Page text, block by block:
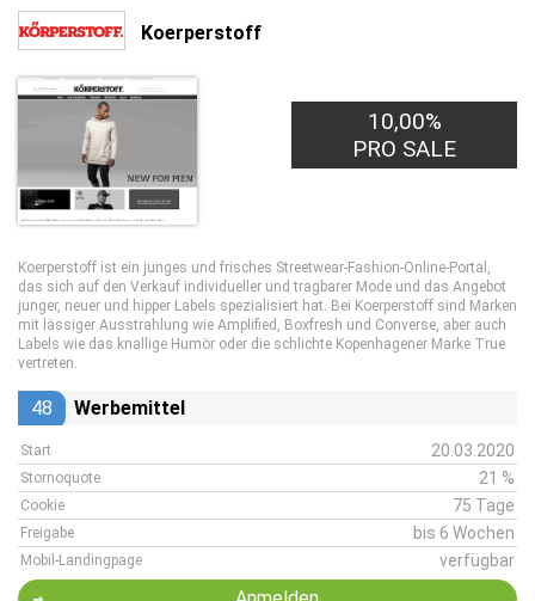
Koerperstoff
10,00%
PRO SALE
Koerperstoff ist ein junges und frisches Streetwear-Fashion-Online-Portal,
das sich auf den Verkauf individueller und tragbarer Mode und das Angebot
junger, neuer und hipper Labels spezialisiert hat. Bei Koerperstoff sind Marken
mit lässiger Ausstrahlung wie Amplified, Boxfresh und Converse, aber auch
Labels wie das knallige Humör oder die schlichte Kopenhagener Marke True
vertreten.
48 Werbemittel
Start 20.03.2020
Stornoquote 21 %
Cookie 75 Tage
Freigabe bis 6 Wochen
Mobil-Landingpage verfügbar